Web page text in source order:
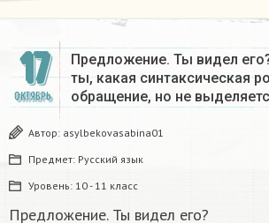
17
ОКТЯБРЬ
Предложение. Ты видел
ты, какая синтаксическая
обращение, но не
Автор: asylbekovasabina01
Предмет: Русский язык
Уровень: 10 - 11 класс
Предложение. Ты видел его?